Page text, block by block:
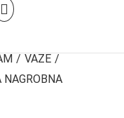
/ VAZE /
NAGROBNA